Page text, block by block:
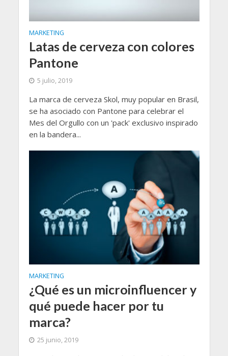
MARKETING
Latas de cerveza con colores
Pantone
5 julio, 2019
La marca de cerveza Skol, muy popular en Brasil,
se ha asociado con Pantone para celebrar el
Mes del Orgullo con un 'pack' exclusivo inspirado
en la bandera...
MARKETING
¿Qué es un microinfluencer y
qué puede hacer por tu
marca?
25 junio, 2019